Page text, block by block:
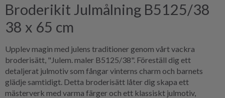
Broderikit Julmålning B5125/38
38 x 65 cm
Upplev magin med julens traditioner genom vårt vackra
broderisätt, "Julem. maler B5125/38". Föreställ dig ett
detaljerat julmotiv som fångar vinterns charm och barnets
glädje samtidigt. Detta broderisätt låter dig skapa ett
mästerverk med varma färger och ett klassiskt julmotiv,